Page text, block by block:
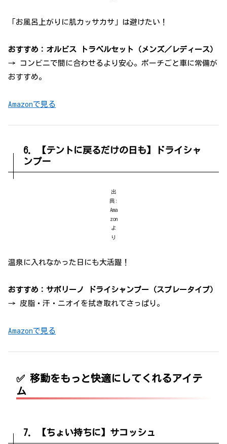
「お風呂上がりに肌カッサカサ」は避けたい！
おすすめ：オルビス トラベルセット（メンズ／レディース）
→ コンビニで間に合わせるより安心。ポーチごと車に常備が
おすすめ。
Amazonで見る
6. 【テントに戻るだけの日も】ドライシャ
ンプー
出
典:
Ama
zon
よ
り
温泉に入れなかった日にも大活躍！
おすすめ：サボリーノ ドライシャンプー（スプレータイプ）
→ 皮脂・汗・ニオイを拭き取れてさっぱり。
Amazonで見る
✅ 移動をもっと快適にしてくれるアイテ
ム
7. 【ちょい持ちに】サコッシュ